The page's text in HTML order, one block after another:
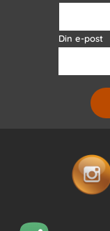
Din e-post